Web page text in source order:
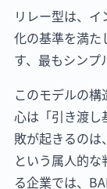
リレー型は、
化の基準を満た
す、最もシンプ
このモデルの
心は「引き渡し
敗が起きるのは
という属人的
る企業では、